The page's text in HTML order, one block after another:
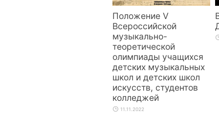
Положение V
Всероссийской
музыкально-
теоретической
олимпиады учащихся
детских музыкальных
школ и детских школ
искусств, студентов
колледжей
11.11.2022